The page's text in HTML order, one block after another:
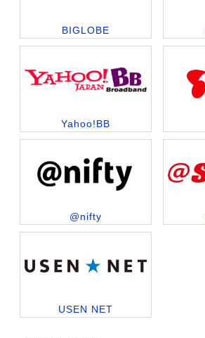
BIGLOBE
Yahoo!BB
@nifty
USEN NET